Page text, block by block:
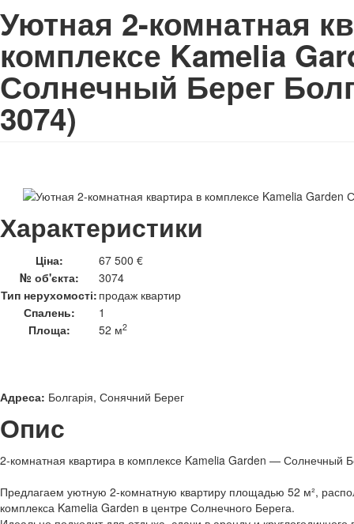
Уютная 2-комнатная
комплексе Kamelia
Солнечный Берег
3074)
Характеристики
Ціна:
67 500 €
№ об'єкта:
3074
Тип нерухомості: продаж квартир
Спалень:
1
Площа:
52 м2
Адреса: Болгарія, Сонячний Берег
Опис
2-комнатная квартира в комплексе Kamelia Garden — Солнечный
Предлагаем уютную 2-комнатную квартиру площадью 52 м²,
комплекса Kamelia Garden в центре Солнечного Берега.